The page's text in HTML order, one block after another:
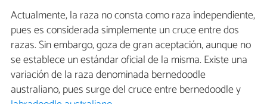
Actualmente, la raza no consta como raza independiente,
pues es considerada simplemente un cruce entre dos
razas. Sin embargo, goza de gran aceptación, aunque no
se establece un estándar oficial de la misma. Existe una
variación de la raza denominada bernedoodle
australiano, pues surge del cruce entre bernedoodle y